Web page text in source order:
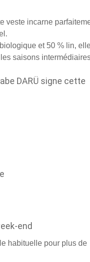
veste incarne
et 50 % lin,
saisons
DARÜ signe cette
end
habituelle pour plus de